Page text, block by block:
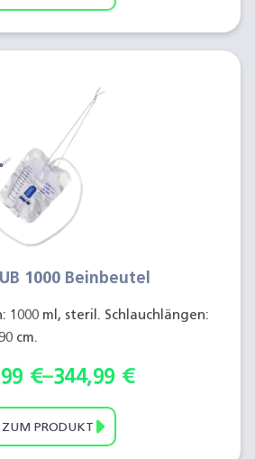
1000 Beinbeutel
1000 ml, steril. Schlauchlängen:
cm.
€–344,99 €
ZUM PRODUKT